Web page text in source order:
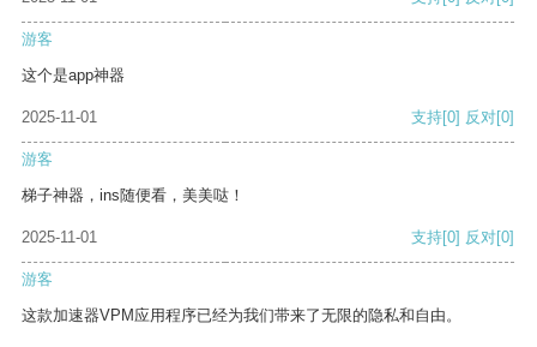
游客
这个是app神器
2025-11-01 支持[0] 反对[0]
游客
梯子神器，ins随便看，美美哒！
2025-11-01 支持[0] 反对[0]
游客
这款加速器VPM应用程序已经为我们带来了无限的隐私和自由。